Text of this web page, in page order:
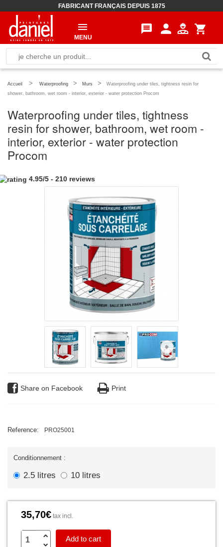
FABRICANT FRANÇAIS DEPUIS 1875
message person shopping_cart
MENU
Accueil > Waterproofing > Murs >
Waterproofing under tiles, tightness resin for
shower, bathroom, wet room - interior, exterior - water protection Procom
Share on Facebook Print
Waterproofing under tiles, tightness
resin for shower, bathroom, wet room -
interior, exterior - water protection
Procom
4.95/5 - 210 reviews
Reference: PRO25001
Conditionnement :
2.5 litres 10 litres
35,70€ tax incl.
Add to cart